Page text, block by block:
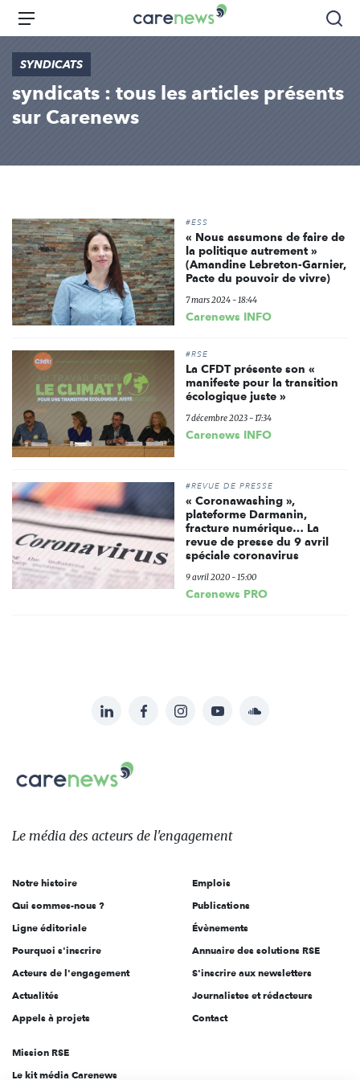
Aller
principal
Carenews,
Le
acteurs
l'engagement
Menu
SYNDICATS
syndicats : tous les articles présents
sur Carenews
#ESS
« Nous assumons de faire de
la politique autrement »
(Amandine Lebreton-Garnier,
Pacte du pouvoir de vivre)
7 mars 2024 - 18:44
Carenews INFO
#RSE
La CFDT présente son «
manifeste pour la transition
écologique juste »
7 décembre 2023 - 17:34
Carenews INFO
#REVUE DE PRESSE
« Coronawashing »,
plateforme Darmanin,
fracture numérique… La
revue de presse du 9 avril
spéciale coronavirus
9 avril 2020 - 15:00
Carenews PRO
sur:
LinkedInFacebookInstagramYouTubeSoundcloud
Carenews,
Le
des
l'engagement
Le média des acteurs de l'engagement
Notre histoire
Qui sommes-nous ?
Ligne éditoriale
Pourquoi s'inscrire
Acteurs de l'engagement
Actualités
Appels à projets
Emplois
Publications
Évènements
Annuaire des solutions RSE
S'inscrire aux newsletters
Journalistes et rédacteurs
Contact
Mission RSE
Le kit média Carenews